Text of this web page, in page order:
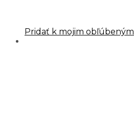
Pridať k mojim obľúbeným